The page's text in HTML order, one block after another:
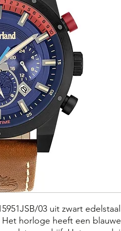
03 uit zwart edelstaal
horloge heeft een blauwe